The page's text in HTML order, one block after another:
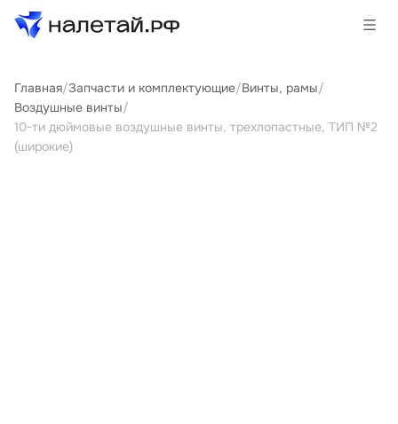
Товары
Услуги
Главная/Запчасти и комплектующие/Винты, рамы/
Воздушные винты/
10-ти дюймовые воздушные винты, трехлопастные, ТИП №2
(широкие)